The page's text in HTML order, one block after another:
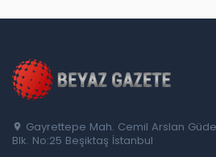
Gayrettepe Mah. Cemil Arslan
Blk. No:25 Beşiktaş İstanbul